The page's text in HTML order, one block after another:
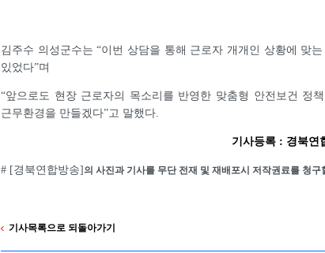
김주수 의성군수는 “이번 상담을 통해 근로자 개개인 상황에 맞
있었다”며
“앞으로도 현장 근로자의 목소리를 반영한 맞춤형 안전보건 정
근무환경을 만들겠다”고 말했다.
기사등록 : 경북연
# [경북연합방송]의 사진과 기사를 무단 전재 및 재배포시 저작권료를 청구
기사목록으로 되돌아가기